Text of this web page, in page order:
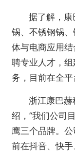
据了解，
锅、不锈钢锅
体与电商应用
聘专业人才，
务，目前在全平
浙江康巴
绍，“我们公司
鹰三个品牌。
前在抖音、快